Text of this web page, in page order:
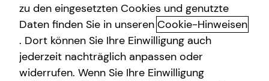
Videoberatung
Geschäftszeiten
Montag 10:00 - 21:00 Uhr
zu den eingesetzten Cookies und genutzte
Daten finden Sie in unseren Cookie-Hinweisen
. Dort können Sie Ihre Einwilligung auch
jederzeit nachträglich anpassen oder
widerrufen. Wenn Sie Ihre Einwilligung